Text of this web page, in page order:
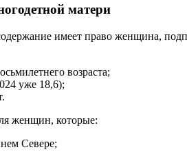
матери
имеет право женщина,
возраста;
уже 18,6);
женщин, которые:
Севере;